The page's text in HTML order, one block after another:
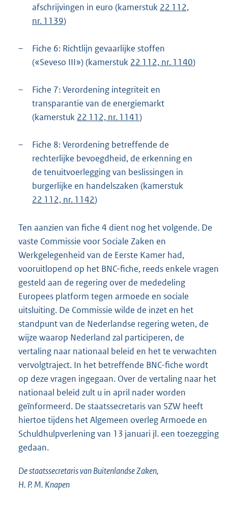
afschrijvingen in euro (kamerstuk 22 112,
nr. 1139)
–
Fiche 6: Richtlijn gevaarlijke stoffen
(«Seveso III») (kamerstuk 22 112, nr. 1140)
–
Fiche 7: Verordening integriteit en
transparantie van de energiemarkt
(kamerstuk 22 112, nr. 1141)
–
Fiche 8: Verordening betreffende de
rechterlijke bevoegdheid, de erkenning en
de tenuitvoerlegging van beslissingen in
burgerlijke en handelszaken (kamerstuk
22 112, nr. 1142)
Ten aanzien van fiche 4 dient nog het volgende. De
vaste Commissie voor Sociale Zaken en
Werkgelegenheid van de Eerste Kamer had,
vooruitlopend op het BNC-fiche, reeds enkele vragen
gesteld aan de regering over de mededeling
Europees platform tegen armoede en sociale
uitsluiting. De Commissie wilde de inzet en het
standpunt van de Nederlandse regering weten, de
wijze waarop Nederland zal participeren, de
vertaling naar nationaal beleid en het te verwachten
vervolgtraject. In het betreffende BNC-fiche wordt
op deze vragen ingegaan. Over de vertaling naar het
nationaal beleid zult u in april nader worden
geïnformeerd. De staatssecretaris van SZW heeft
hiertoe tijdens het Algemeen overleg Armoede en
Schuldhulpverlening van 13 januari jl. een toezegging
gedaan.
De staatssecretaris van Buitenlandse Zaken,
H. P. M. Knapen